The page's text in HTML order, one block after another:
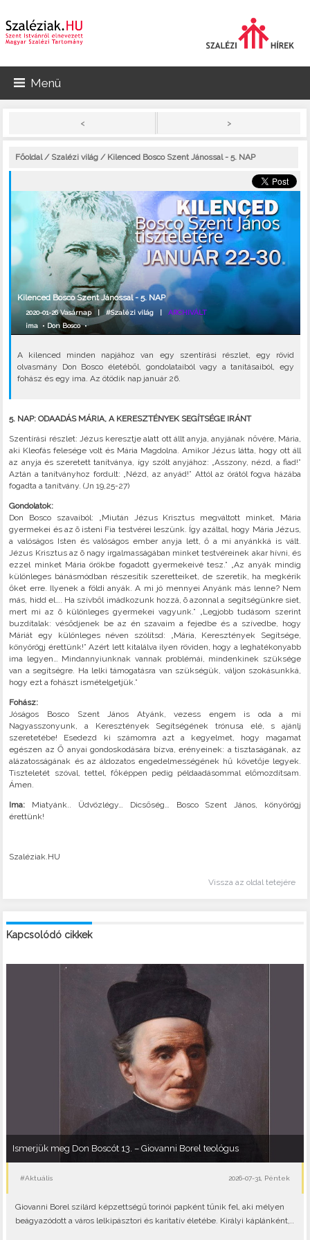
Menü
< >
Főoldal/ Szalézi világ / Kilenced Bosco Szent Jánossal - 5. NAP
Kilenced Bosco Szent Jánossal - 5. NAP
2020-01-26 Vasárnap |#Szalézi világ |ARCHIVÁLT
ima • Don Bosco•
A kilenced minden napjához van egy szentírási részlet, egy rövid
olvasmány Don Bosco életéből, gondolataiból vagy a tanításaiból, egy
fohász és egy ima. Az ötödik nap január 26.
5. NAP: ODAADÁS MÁRIA, A KERESZTÉNYEK SEGÍTSÉGE IRÁNT
Szentírási részlet: Jézus keresztje alatt ott állt anyja, anyjának nővére, Mária,
aki Kleofás felesége volt és Mária Magdolna. Amikor Jézus látta, hogy ott áll
az anyja és szeretett tanítványa, így szólt anyjához: „Asszony, nézd, a fiad!”
Aztán a tanítványhoz fordult: „Nézd, az anyád!” Attól az órától fogva házába
fogadta a tanítvány. (Jn 19,25-27)
Gondolatok:
Don Bosco szavaiból: „Miután Jézus Krisztus megváltott minket, Mária
gyermekei és az õ isteni Fia testvérei leszünk. Így azáltal, hogy Mária Jézus,
a valóságos Isten és valóságos ember anyja lett, ő a mi anyánkká is vált.
Jézus Krisztus az õ nagy irgalmasságában minket testvéreinek akar hívni, és
ezzel minket Mária örökbe fogadott gyermekeivé tesz.” „Az anyák mindig
különleges bánásmódban részesítik szeretteiket, de szeretik, ha megkérik
őket erre. Ilyenek a földi anyák. A mi jó mennyei Anyánk más lenne? Nem
más, hidd el…. Ha szívből imádkozunk hozzá, õ azonnal a segítségünkre siet,
mert mi az õ különleges gyermekei vagyunk.” „Legjobb tudásom szerint
buzdítalak: vésődjenek be az én szavaim a fejedbe és a szívedbe, hogy
Máriát egy különleges néven szólítsd: „Mária, Keresztények Segítsége,
könyörögj érettünk!” Azért lett kitalálva ilyen röviden, hogy a leghatékonyabb
ima legyen… Mindannyiunknak vannak problémái, mindenkinek szüksége
van a segítségre. Ha lelki támogatásra van szükségük, váljon szokásunkká,
hogy ezt a fohászt ismételgetjük.”
Fohász:
Jóságos Bosco Szent János Atyánk, vezess engem is oda a mi
Nagyasszonyunk, a Keresztények Segítségének trónusa elé, s ajánlj
szeretetébe! Esedezd ki számomra azt a kegyelmet, hogy magamat
egészen az Ő anyai gondoskodására bízva, erényeinek: a tisztaságának, az
alázatosságának és az áldozatos engedelmességének hű követője legyek.
Tiszteletét szóval, tettel, főképpen pedig példaadásommal előmozdítsam.
Ámen.
Ima: Miatyánk.. Üdvözlégy… Dicsőség… Bosco Szent János, könyörögj
érettünk!
Szaléziak.HU
Vissza az oldal tetejére
Kapcsolódó cikkek
Ismerjük meg Don Boscót 13. – Giovanni Borel teológus
#Aktuális 2026-07-31, Péntek
Giovanni Borel szilárd képzettségű torinói papként tűnik fel, aki mélyen
beágyazódott a város lelkipásztori és karitatív életébe. Királyi káplánként,..